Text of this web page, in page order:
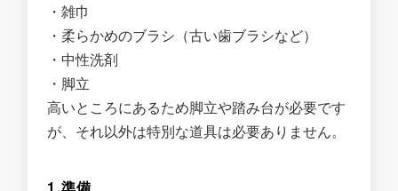
・雑巾
・柔らかめのブラシ（古い歯ブラシなど）
・中性洗剤
・脚立
高いところにあるため脚立や踏み台が必要です
が、それ以外は特別な道具は必要ありません。